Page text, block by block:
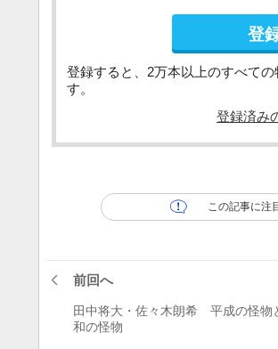
登
登録すると、2万本以上のすべて
す。
登録済み
この記事に注
前回へ
田中将大・佐々木朗希 平成の怪物
和の怪物